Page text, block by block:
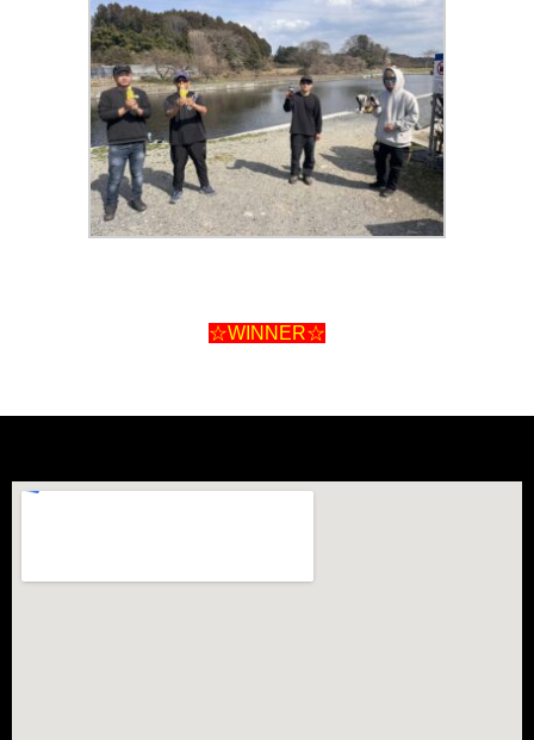
☆WINNER☆